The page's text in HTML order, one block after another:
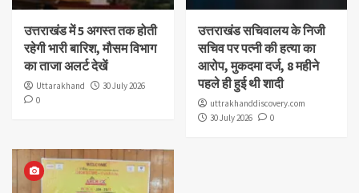
उत्तराखंड में 5 अगस्त तक होती
रहेगी भारी बारिश, मौसम विभाग
का ताजा अलर्ट देखें
Uttarakhand
30 July 2026
0
उत्तराखंड सचिवालय के निजी
सचिव पर पत्नी की हत्या का
आरोप, मुकदमा दर्ज, 8 महीने
पहले ही हुई थी शादी
uttrakhanddiscovery.com
30 July 2026
0